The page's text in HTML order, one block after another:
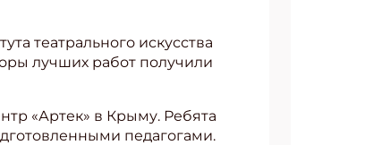
театрального искусства
лучших работ получили
«Артек» в Крыму. Ребята
педагогами.